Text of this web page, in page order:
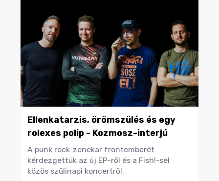
Ellenkatarzis, örömszülés és egy
rolexes polip - Kozmosz-interjú
A punk rock-zenekar frontemberét
kérdezgettük az új EP-ről és a Fish!-sel
közös szülinapi koncertről.